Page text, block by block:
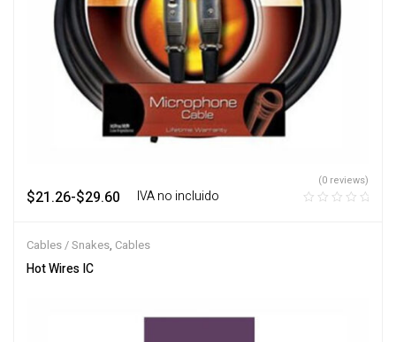
$21.26-$29.60 ‎ ‎ ‎ IVA no incluido
(0 reviews)
Cables / Snakes, Cables
Hot Wires IC